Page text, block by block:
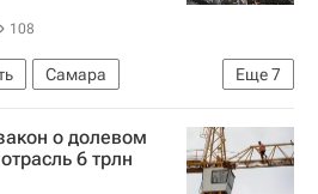
108
Еще7
Самара
Подготовка к ЧМ-2018
о долевом
6 трлн